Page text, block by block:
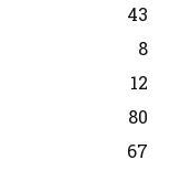
43
8
12
80
67